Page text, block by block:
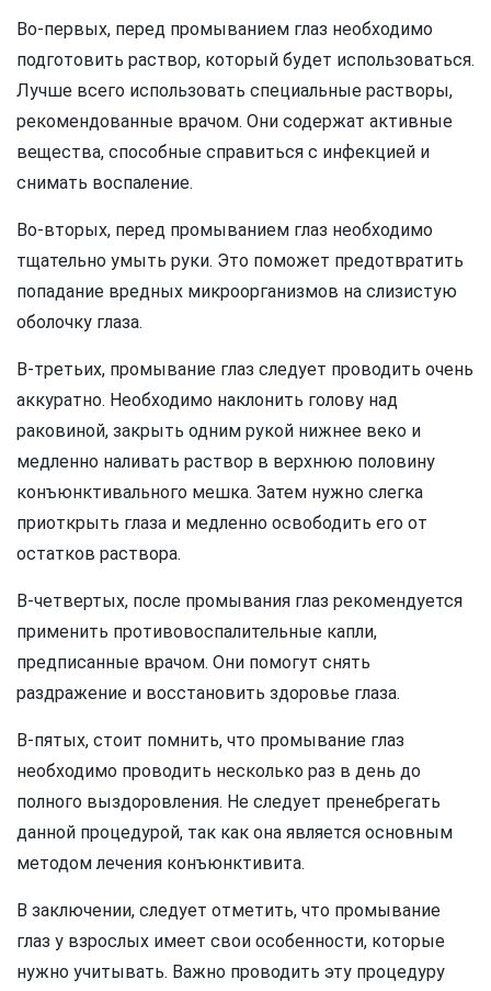
Во-первых, перед промыванием глаз необходимо
подготовить раствор, который будет использоваться.
Лучше всего использовать специальные растворы,
рекомендованные врачом. Они содержат активные
вещества, способные справиться с инфекцией и
снимать воспаление.
Во-вторых, перед промыванием глаз необходимо
тщательно умыть руки. Это поможет предотвратить
попадание вредных микроорганизмов на слизистую
оболочку глаза.
В-третьих, промывание глаз следует проводить очень
аккуратно. Необходимо наклонить голову над
раковиной, закрыть одним рукой нижнее веко и
медленно наливать раствор в верхнюю половину
конъюнктивального мешка. Затем нужно слегка
приоткрыть глаза и медленно освободить его от
остатков раствора.
В-четвертых, после промывания глаз рекомендуется
применить противовоспалительные капли,
предписанные врачом. Они помогут снять
раздражение и восстановить здоровье глаза.
В-пятых, стоит помнить, что промывание глаз
необходимо проводить несколько раз в день до
полного выздоровления. Не следует пренебрегать
данной процедурой, так как она является основным
методом лечения конъюнктивита.
В заключении, следует отметить, что промывание
глаз у взрослых имеет свои особенности, которые
нужно учитывать. Важно проводить эту процедуру